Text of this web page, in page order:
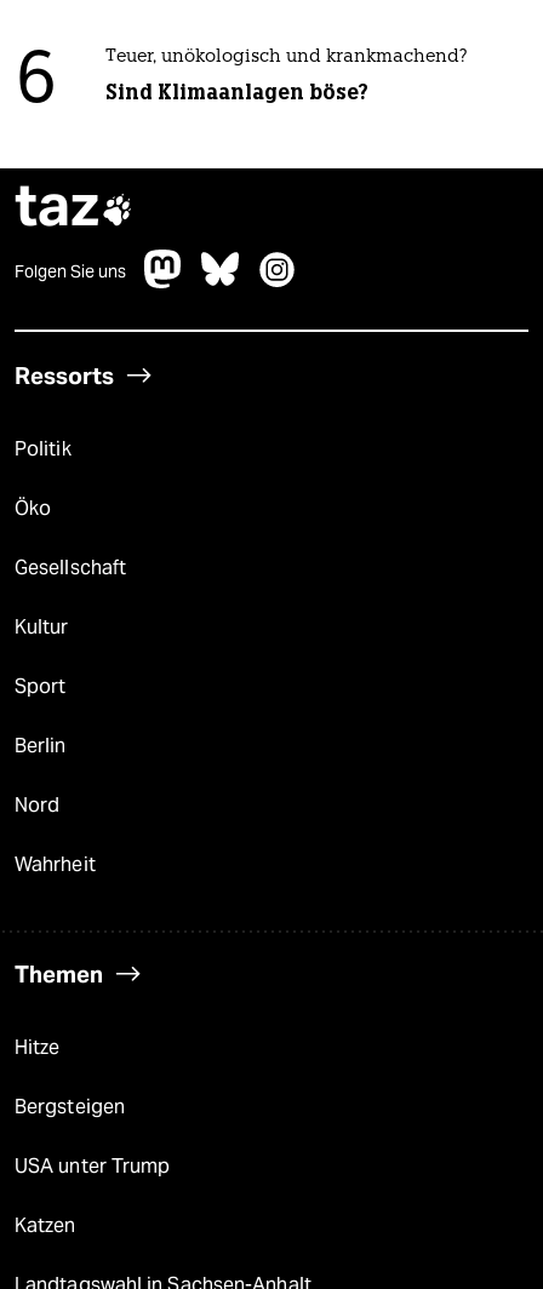
6 Teuer, unökologisch und krankmachend?
Sind Klimaanlagen böse?
taz
Folgen Sie uns
Ressorts
Politik
Öko
Gesellschaft
Kultur
Sport
Berlin
Nord
Wahrheit
Themen
Hitze
Bergsteigen
USA unter Trump
Katzen